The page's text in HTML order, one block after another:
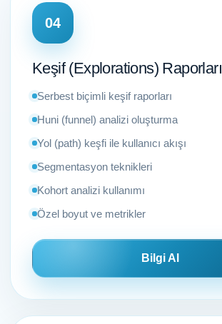
04
Keşif (Explorations) Raporları
Serbest biçimli keşif raporları
Huni (funnel) analizi oluşturma
Yol (path) keşfi ile kullanıcı akışı
Segmentasyon teknikleri
Kohort analizi kullanımı
Özel boyut ve metrikler
Bilgi Al